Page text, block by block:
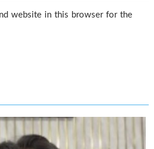
website in this browser for the